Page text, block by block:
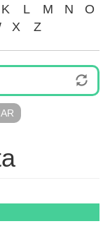
K L M N
O
X Z